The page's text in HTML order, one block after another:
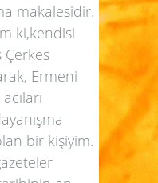
makalesidir.
ki,kendisi
Çerkes
Ermeni
bir kişiyim.